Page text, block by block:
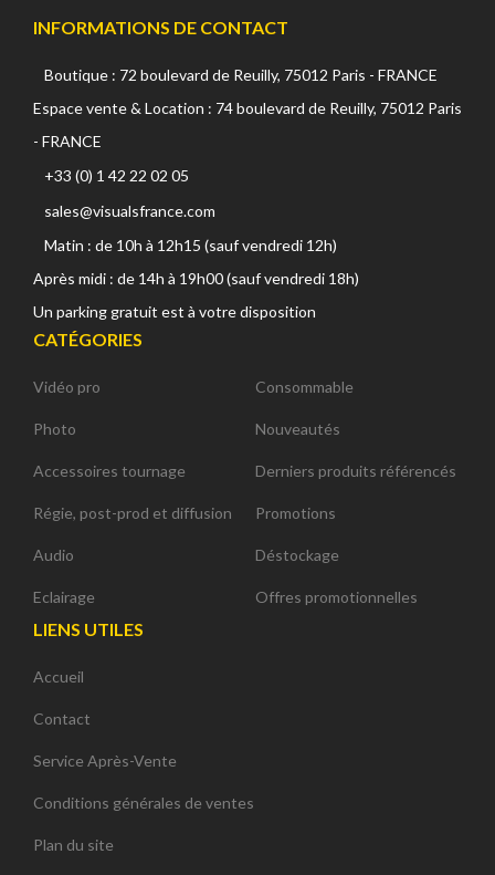
INFORMATIONS DE CONTACT
Boutique : 72 boulevard de Reuilly, 75012 Paris - FRANCE
Espace vente & Location : 74 boulevard de Reuilly, 75012 Paris
- FRANCE
+33 (0) 1 42 22 02 05
sales@visualsfrance.com
Matin : de 10h à 12h15 (sauf vendredi 12h)
Après midi : de 14h à 19h00 (sauf vendredi 18h)
Un parking gratuit est à votre disposition
CATÉGORIES
Vidéo pro
Photo
Accessoires tournage
Régie, post-prod et diffusion
Audio
Eclairage
Consommable
Nouveautés
Derniers produits référencés
Promotions
Déstockage
Offres promotionnelles
LIENS UTILES
Accueil
Contact
Service Après-Vente
Conditions générales de ventes
Plan du site